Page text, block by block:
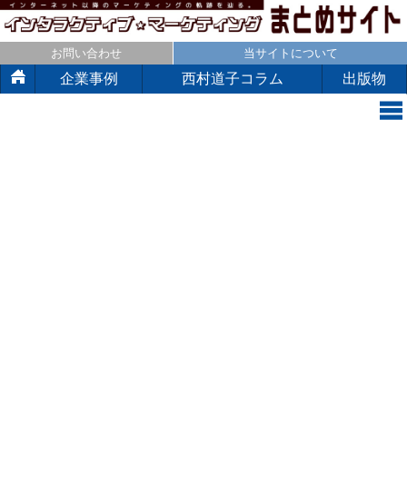
お問い合わせ 当サイトについて
企業事例 西村道子コラム 出版物